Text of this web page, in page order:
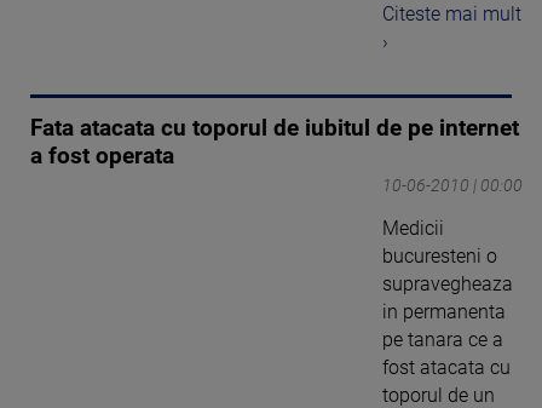
Citeste mai mult
›
Fata atacata cu toporul de iubitul de pe internet
a fost operata
10-06-2010 | 00:00
Medicii
bucuresteni o
supravegheaza
in permanenta
pe tanara ce a
fost atacata cu
toporul de un